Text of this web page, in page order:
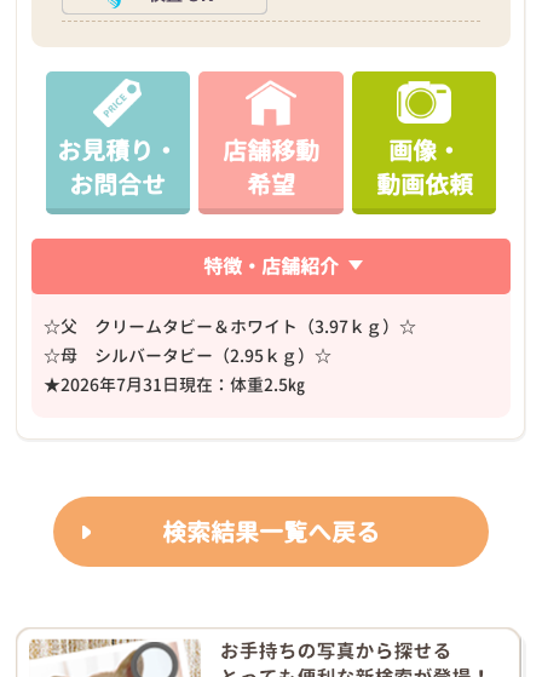
お見積り・
お問合せ
店舗移動
希望
画像・
動画依頼
特徴・店舗紹介
☆父 クリームタビー＆ホワイト（3.97ｋｇ）☆
☆母 シルバータビー（2.95ｋｇ）☆
★2026年7月31日現在：体重2.5㎏
検索結果一覧へ戻る